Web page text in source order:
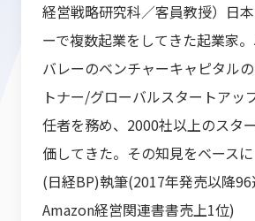
経営戦略研究科／客員教授）日
ーで複数起業をしてきた起業家
バレーのベンチャーキャピタル
トナー/グローバルスタートアッ
任者を務め、2000社以上のスタ
価してきた。その知見をベースに
(日経BP)執筆(2017年発売以降
Amazon経営関連書書売上1位)